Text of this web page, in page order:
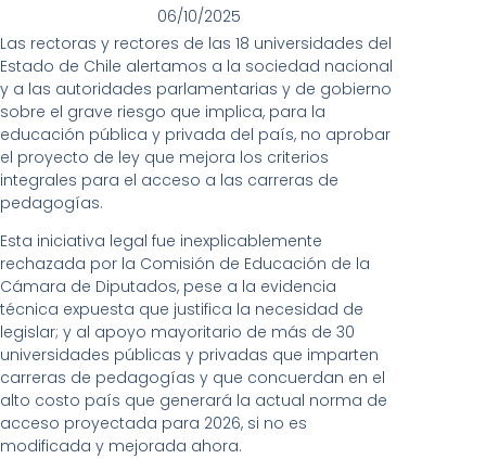
06/10/2025
Las rectoras y rectores de las 18 universidades del
Estado de Chile alertamos a la sociedad nacional
y a las autoridades parlamentarias y de gobierno
sobre el grave riesgo que implica, para la
educación pública y privada del país, no aprobar
el proyecto de ley que mejora los criterios
integrales para el acceso a las carreras de
pedagogías.
Esta iniciativa legal fue inexplicablemente
rechazada por la Comisión de Educación de la
Cámara de Diputados, pese a la evidencia
técnica expuesta que justifica la necesidad de
legislar; y al apoyo mayoritario de más de 30
universidades públicas y privadas que imparten
carreras de pedagogías y que concuerdan en el
alto costo país que generará la actual norma de
acceso proyectada para 2026, si no es
modificada y mejorada ahora.